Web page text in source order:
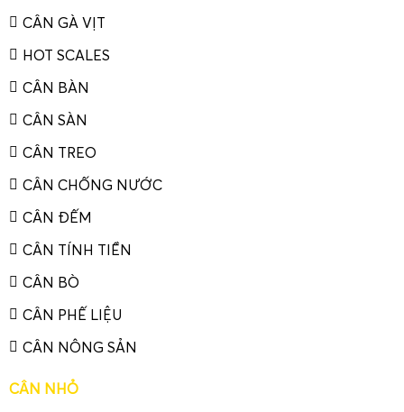
CÂN GÀ VỊT
HOT SCALES
CÂN BÀN
CÂN SÀN
CÂN TREO
CÂN CHỐNG NƯỚC
CÂN ĐẾM
CÂN TÍNH TIỀN
CÂN BÒ
CÂN PHẾ LIỆU
CÂN NÔNG SẢN
CÂN NHỎ